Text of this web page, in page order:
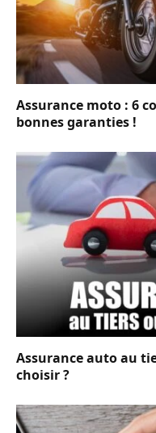
Assurance moto : 6
bonnes garanties !
Assurance auto au
choisir ?